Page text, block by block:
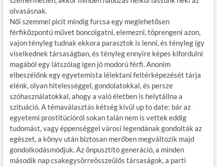
olvasásnak.
Női szemmel picit mindig furcsa egy meglehetősen
férfiközpontú művet boncolgatni, elemezni, töprengeni azon,
vajon tényleg tudnak ekkora parasztok is lenni, és tényleg így
viselkednek társaságban, és tényleg ennyire képes kifordulni
magából egy látszólag igen jó modorú férfi. Anonim
elbeszélőnk egy egyetemista lélektani feltérképezését tárja
elénk, olyan hitelességgel, gondolatokkal, és persze
szóhasználatokkal, ahogy a való életben is helytállna a
szituáció. A témaválasztás kétség kívül up to date: bár az
egyetemi prostitúcióról sokan talán nem is vettek eddig
tudomást, vagy éppenséggel városi legendának gondolták az
egészet, a könyv után biztosan merőben megváltozik majd
gondolkodásmódjuk. Az önpusztító generáció, a minden
második nap csakegysörreösszeülős társaságok, a parti